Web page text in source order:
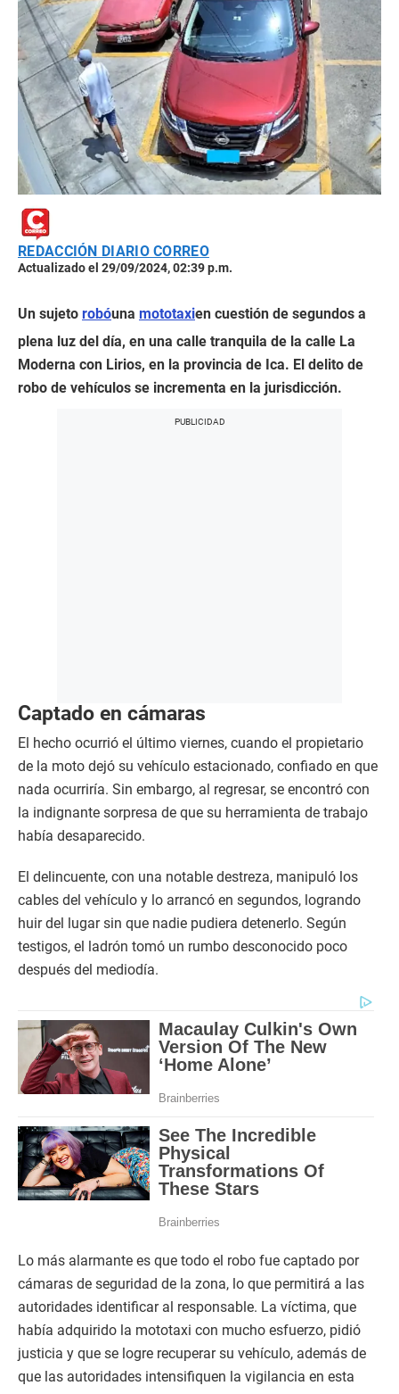
REDACCIÓN DIARIO CORREO
Actualizado el 29/09/2024, 02:39 p.m.
Un sujeto robóuna mototaxien cuestión de segundos a
plena luz del día, en una calle tranquila de la calle La
Moderna con Lirios, en la provincia de Ica. El delito de
robo de vehículos se incrementa en la jurisdicción.
Captado en cámaras
El hecho ocurrió el último viernes, cuando el propietario
de la moto dejó su vehículo estacionado, confiado en que
nada ocurriría. Sin embargo, al regresar, se encontró con
la indignante sorpresa de que su herramienta de trabajo
había desaparecido.
El delincuente, con una notable destreza, manipuló los
cables del vehículo y lo arrancó en segundos, logrando
huir del lugar sin que nadie pudiera detenerlo. Según
testigos, el ladrón tomó un rumbo desconocido poco
después del mediodía.
Lo más alarmante es que todo el robo fue captado por
cámaras de seguridad de la zona, lo que permitirá a las
autoridades identificar al responsable. La víctima, que
había adquirido la mototaxi con mucho esfuerzo, pidió
justicia y que se logre recuperar su vehículo, además de
que las autoridades intensifiquen la vigilancia en esta